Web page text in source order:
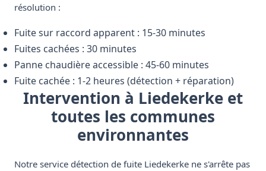
résolution :
Fuite sur raccord apparent : 15-30 minutes
Fuites cachées : 30 minutes
Panne chaudière accessible : 45-60 minutes
Fuite cachée : 1-2 heures (détection + réparation)
Intervention à Liedekerke et
toutes les communes
environnantes
Notre service détection de fuite Liedekerke ne s'arrête pas